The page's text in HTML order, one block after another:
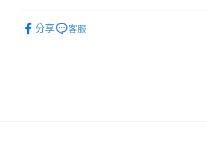
每筆NT$80，滿NT$6,000(含以上)免運費
分享 客服